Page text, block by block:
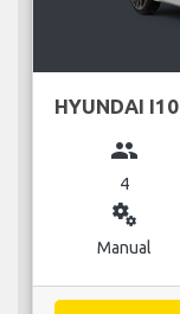
HYUNDAI I10
group
4
miscellaneous_services
Manual